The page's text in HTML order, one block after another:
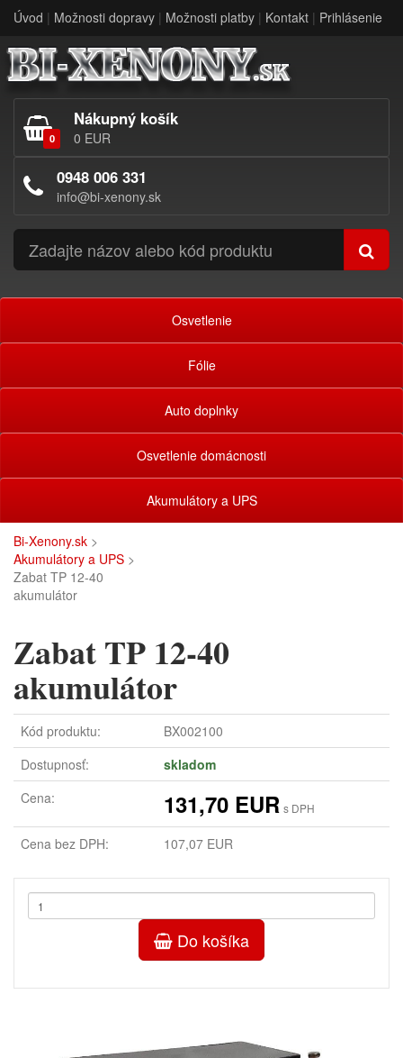
Úvod | Možnosti dopravy | Možnosti platby | Kontakt | Prihlásenie
0
Nákupný košík
0 EUR
0948 006 331
info@bi-xenony.sk
Osvetlenie
Fólie
Auto doplnky
Osvetlenie domácnosti
Akumulátory a UPS
Bi-Xenony.sk >
Akumulátory a UPS >
Zabat TP 12-40
akumulátor
Zabat TP 12-40
akumulátor
Kód produktu:
BX002100
Dostupnosť:
skladom
Cena:
131,70 EUR s DPH
Cena bez DPH: 107,07 EUR
Do košíka